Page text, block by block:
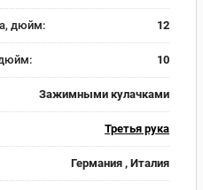
дюйм: 12
10
Зажимными кулачками
Третья рука
Германия , Италия